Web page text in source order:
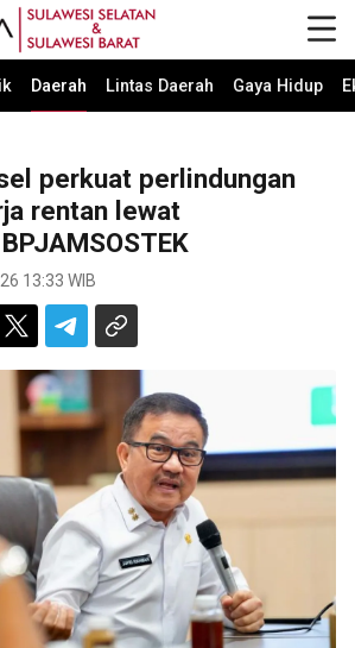
Daerah Lintas Daerah Gaya Hidup
perkuat perlindungan
rentan lewat
13:33 WIB